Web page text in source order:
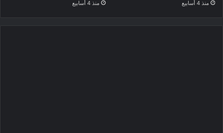
منذ 4 أسابيع منذ 4 أسابيع